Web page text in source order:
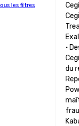
les filtres
•
du